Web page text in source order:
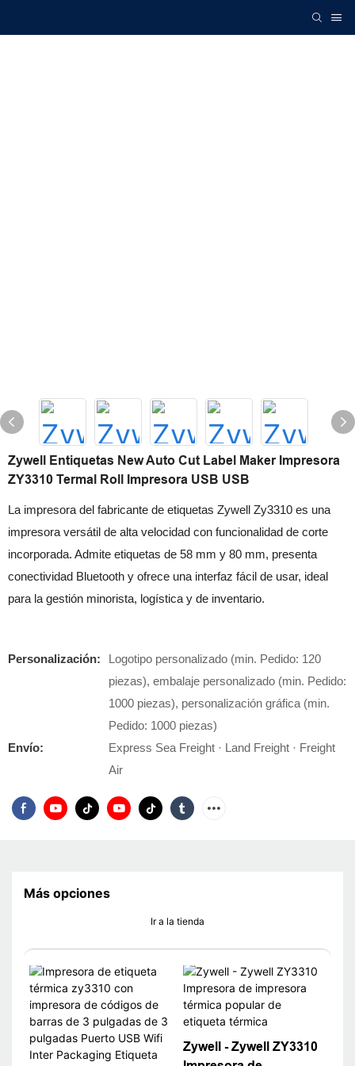
Zywell Entiquetas New Auto Cut Label Maker Impresora
ZY3310 Termal Roll Impresora USB USB
La impresora del fabricante de etiquetas Zywell Zy3310 es una
impresora versátil de alta velocidad con funcionalidad de corte
incorporada. Admite etiquetas de 58 mm y 80 mm, presenta
conectividad Bluetooth y ofrece una interfaz fácil de usar, ideal
para la gestión minorista, logística y de inventario.
Personalización:
Logotipo personalizado (min. Pedido: 120
piezas), embalaje personalizado (min. Pedido:
1000 piezas), personalización gráfica (min.
Pedido: 1000 piezas)
Envío:
Express Sea Freight · Land Freight · Freight
Air
Más opciones
Ir a la tienda
Zywell - Zywell ZY3310